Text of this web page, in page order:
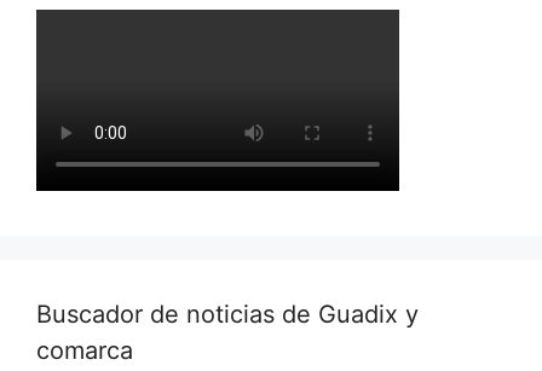
Buscador de noticias de Guadix y
comarca